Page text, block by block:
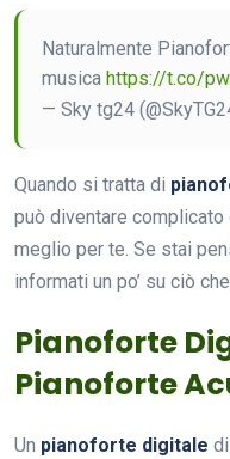
Naturalmente
musica https://t.co/
— Sky tg24
Quando si tratta di
può diventare
meglio per te. Se stai
informati un po’ su ciò
Pianoforte
Pianoforte
Un pianoforte digitale